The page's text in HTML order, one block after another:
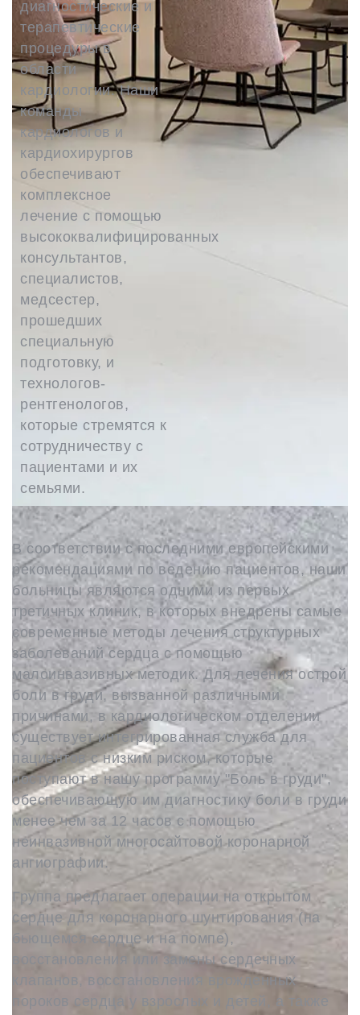
диагностические и
терапевтические
процедуры в
области
кардиологии. Наши
команды
кардиологов и
кардиохирургов
обеспечивают
комплексное
лечение с помощью
высококвалифицированных
консультантов,
специалистов,
медсестер,
прошедших
специальную
подготовку, и
технологов-
рентгенологов,
которые стремятся к
сотрудничеству с
пациентами и их
семьями.
В соответствии с последними европейскими
рекомендациями по ведению пациентов, наши
больницы являются одними из первых
третичных клиник, в которых внедрены самые
современные методы лечения структурных
заболеваний сердца с помощью
малоинвазивных методик. Для лечения острой
боли в груди, вызванной различными
причинами, в кардиологическом отделении
существует интегрированная служба для
пациентов с низким риском, которые
поступают в нашу программу "Боль в груди",
обеспечивающую им диагностику боли в груди
менее чем за 12 часов с помощью
неинвазивной многосайтовой коронарной
ангиографии.
Группа предлагает операции на открытом
сердце для коронарного шунтирования (на
бьющемся сердце и на помпе),
восстановления или замены сердечных
клапанов, восстановления врожденных
пороков сердца у взрослых и детей, а также